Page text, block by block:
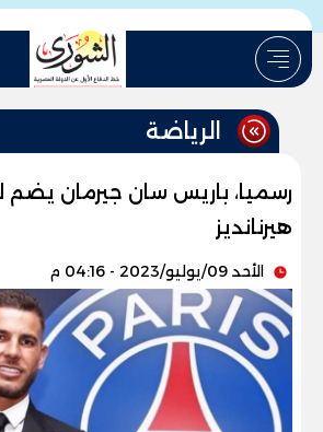
الرياضة
رسميا، باريس سان جيرمان
هيرنانديز
الأحد 09/يوليو/2023 - 04:16 م